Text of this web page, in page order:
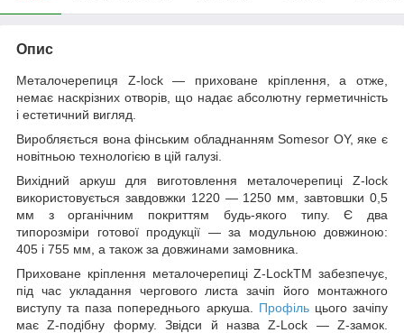
Опис
Металочерепиця Z-lock — приховане кріплення, а отже,
немає наскрізних отворів, що надає абсолютну герметичність
і естетичний вигляд.
Виробляється вона фінським обладнанням Somesor OY, яке є
новітньою технологією в цій галузі.
Вихідний аркуш для виготовлення металочерепиці Z-lock
використовується завдовжки 1220 — 1250 мм, завтовшки 0,5
мм з органічним покриттям будь-якого типу. Є два
типорозміри готової продукції — за модульною довжиною:
405 і 755 мм, а також за довжинами замовника.
Приховане кріплення металочерепиці Z-LockTM забезпечує,
під час укладання чергового листа зачіп його монтажного
виступу та паза попереднього аркуша. Профільцього зачіпу
має Z-подібну форму. Звідси й назва Z-Lock — Z-замок.